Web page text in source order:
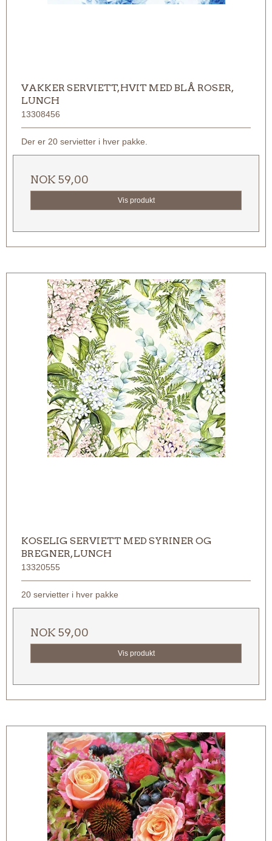
VAKKER SERVIETT, HVIT MED BLÅ ROSER,
LUNCH
13308456
Der er 20 servietter i hver pakke.
NOK 59,00
Vis produkt
KOSELIG SERVIETT MED SYRINER OG
BREGNER, LUNCH
13320555
20 servietter i hver pakke
NOK 59,00
Vis produkt